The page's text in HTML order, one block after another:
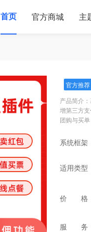
首页 官方商城 主
官方推荐
产品简介
增第三方
团购与买
系统框架
适用类型
价 格
服 务